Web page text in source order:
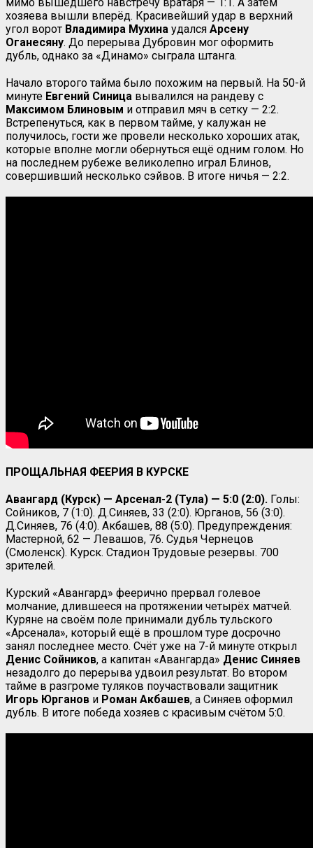
хозяева вышли вперёд. Красивейший удар в верхний
угол ворот Владимира Мухина удался Арсену
Оганесяну. До перерыва Дубровин мог оформить
дубль, однако за «Динамо» сыграла штанга.
Начало второго тайма было похожим на первый. На 50-й
минуте Евгений Синица вывалился на рандеву с
Максимом Блиновым и отправил мяч в сетку — 2:2.
Встрепенуться, как в первом тайме, у калужан не
получилось, гости же провели несколько хороших атак,
которые вполне могли обернуться ещё одним голом. Но
на последнем рубеже великолепно играл Блинов,
совершивший несколько сэйвов. В итоге ничья — 2:2.
ПРОЩАЛЬНАЯ ФЕЕРИЯ В КУРСКЕ
Авангард (Курск) — Арсенал-2 (Тула) — 5:0 (2:0). Голы:
Сойников, 7 (1:0). Д.Синяев, 33 (2:0). Юрганов, 56 (3:0).
Д.Синяев, 76 (4:0). Акбашев, 88 (5:0). Предупреждения:
Мастерной, 62 — Левашов, 76. Судья Чернецов
(Смоленск). Курск. Стадион Трудовые резервы. 700
зрителей.
Курский «Авангард» феерично прервал голевое
молчание, длившееся на протяжении четырёх матчей.
Куряне на своём поле принимали дубль тульского
«Арсенала», который ещё в прошлом туре досрочно
занял последнее место. Счёт уже на 7-й минуте открыл
Денис Сойников, а капитан «Авангарда» Денис Синяев
незадолго до перерыва удвоил результат. Во втором
тайме в разгроме туляков поучаствовали защитник
Игорь Юрганов и Роман Акбашев, а Синяев оформил
дубль. В итоге победа хозяев с красивым счётом 5:0.